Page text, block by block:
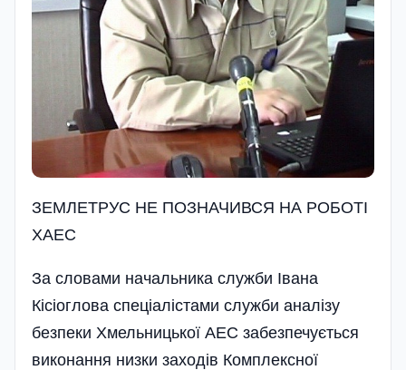
ЗЕМЛЕТРУС НЕ ПОЗНАЧИВСЯ НА РОБОТІ
ХАЕС
За словами начальника служби Івана
Кісіоглова спеціалістами служби аналізу
безпеки Хмельницької АЕС забезпе­чується
виконання низки заходів Комп­лексної